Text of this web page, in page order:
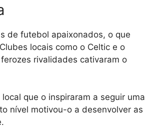
de futebol apaixonados, o que
locais como o Celtic e o
rivalidades cativaram o
que o inspiraram a seguir uma
nível motivou-o a desenvolver as